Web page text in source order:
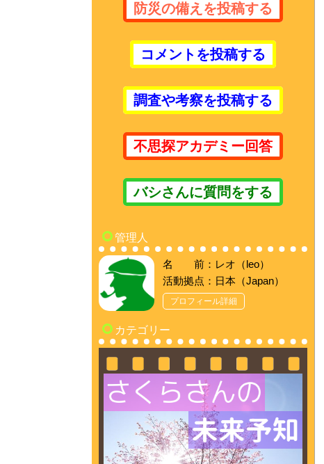
防災の備えを投稿する
コメントを投稿する
調査や考察を投稿する
不思探アカデミー回答
バシさんに質問をする
管理人
名 前：レオ（leo）
活動拠点：日本（Japan）
プロフィール詳細
カテゴリー